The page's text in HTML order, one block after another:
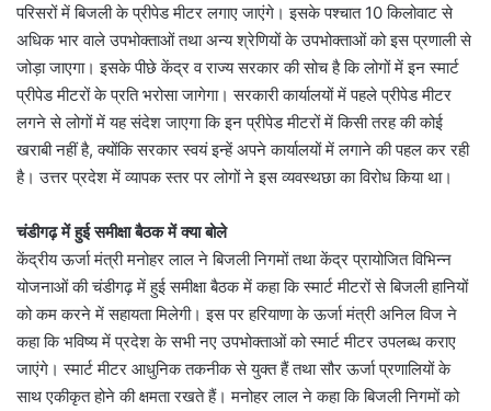
परिसरों में बिजली के प्रीपेड मीटर लगाए जाएंगे। इसके पश्चात 10 किलोवाट से
अधिक भार वाले उपभोक्ताओं तथा अन्य श्रेणियों के उपभोक्ताओं को इस प्रणाली से
जोड़ा जाएगा। इसके पीछे केंद्र व राज्य सरकार की सोच है कि लोगों में इन स्मार्ट
प्रीपेड मीटरों के प्रति भरोसा जागेगा। सरकारी कार्यालयों में पहले प्रीपेड मीटर
लगने से लोगों में यह संदेश जाएगा कि इन प्रीपेड मीटरों में किसी तरह की कोई
खराबी नहीं है, क्योंकि सरकार स्वयं इन्हें अपने कार्यालयों में लगाने की पहल कर रही
है। उत्तर प्रदेश में व्यापक स्तर पर लोगों ने इस व्यवस्थछा का विरोध किया था।
चंडीगढ़ में हुई समीक्षा बैठक में क्या बोले
केंद्रीय ऊर्जा मंत्री मनोहर लाल ने बिजली निगमों तथा केंद्र प्रायोजित विभिन्न
योजनाओं की चंडीगढ़ में हुई समीक्षा बैठक में कहा कि स्मार्ट मीटरों से बिजली हानियों
को कम करने में सहायता मिलेगी। इस पर हरियाणा के ऊर्जा मंत्री अनिल विज ने
कहा कि भविष्य में प्रदेश के सभी नए उपभोक्ताओं को स्मार्ट मीटर उपलब्ध कराए
जाएंगे। स्मार्ट मीटर आधुनिक तकनीक से युक्त हैं तथा सौर ऊर्जा प्रणालियों के
साथ एकीकृत होने की क्षमता रखते हैं। मनोहर लाल ने कहा कि बिजली निगमों को